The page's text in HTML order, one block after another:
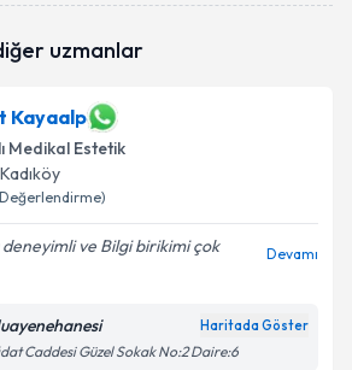
uzmanlar
Kayaalp
Medikal Estetik
Değerlendirme)
ve Bilgi birikimi çok
Devamı
Haritada Göster
Caddesi Güzel Sokak No:2 Daire:6